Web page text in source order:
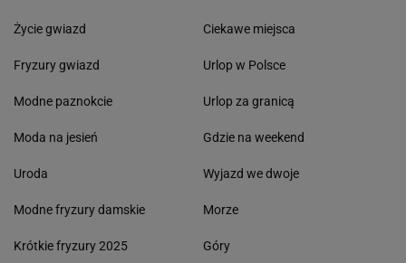
Życie gwiazd
Fryzury gwiazd
Modne paznokcie
Moda na jesień
Uroda
Modne fryzury damskie
Krótkie fryzury 2025
Ciekawe miejsca
Urlop w Polsce
Urlop za granicą
Gdzie na weekend
Wyjazd we dwoje
Morze
Góry